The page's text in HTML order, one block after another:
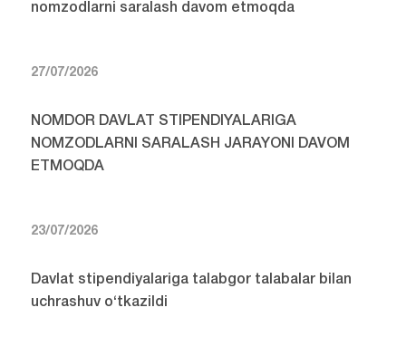
nomzodlarni saralash davom etmoqda
27/07/2026
NOMDOR DAVLAT STIPENDIYALARIGA
NOMZODLARNI SARALASH JARAYONI DAVOM
ETMOQDA
23/07/2026
Davlat stipendiyalariga talabgor talabalar bilan
uchrashuv o‘tkazildi